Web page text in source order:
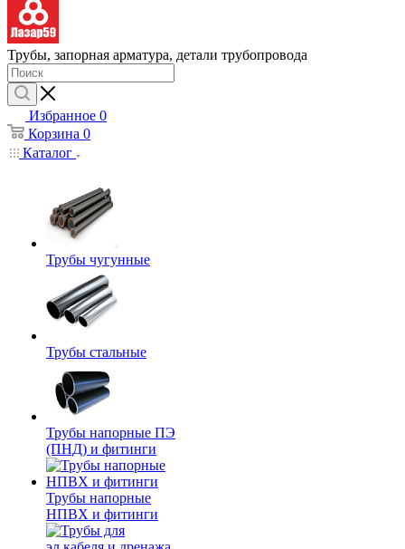
Трубы, запорная арматура, детали трубопровода
Избранное 0
Корзина 0
Каталог
Трубы чугунные
Трубы стальные
Трубы напорные ПЭ
(ПНД) и фитинги
Трубы напорные
НПВХ и фитинги